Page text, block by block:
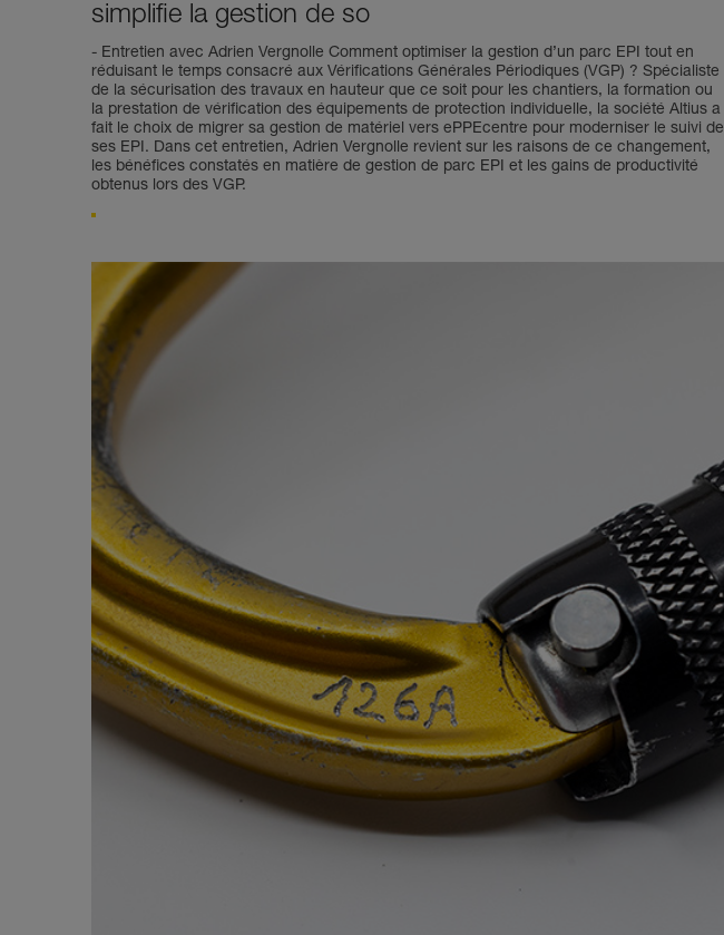
simplifie la gestion de so
- Entretien avec Adrien Vergnolle Comment optimiser la gestion d’un parc EPI tout en
réduisant le temps consacré aux Vérifications Générales Périodiques (VGP) ? Spécialiste
de la sécurisation des travaux en hauteur que ce soit pour les chantiers, la formation ou
la prestation de vérification des équipements de protection individuelle, la société Altius a
fait le choix de migrer sa gestion de matériel vers ePPEcentre pour moderniser le suivi de
ses EPI. Dans cet entretien, Adrien Vergnolle revient sur les raisons de ce changement,
les bénéfices constatés en matière de gestion de parc EPI et les gains de productivité
obtenus lors des VGP.